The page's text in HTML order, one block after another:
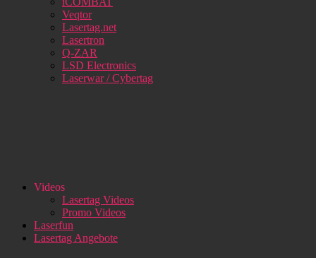
Veqtor
Lasertag.net
Lasertron
Q-ZAR
LSD Electronics
Laserwar / Cybertag
Videos
Lasertag Videos
Promo Videos
Laserfun
Lasertag Angebote